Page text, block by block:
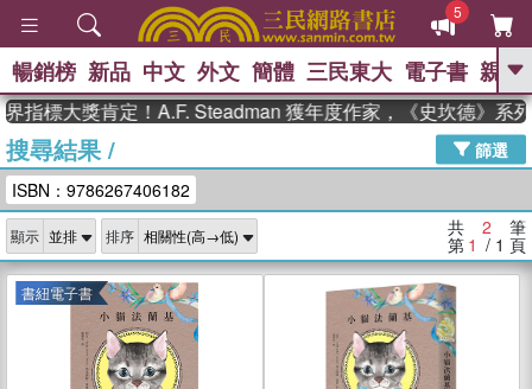
5
GO
高希均教授回憶錄
、 The Odyssey 、 父親節 、 如果歷
獎 臺灣漫遊錄 、 方念華 、 台灣的李
登輝時代
數學女孩：黎曼猜想 、
偉大的迷走神經
暢銷榜 新品 中文 外文 簡體 三民東大 電子書 親子
指標大獎肯定！A.F. Steadman 獲年度作家，《史坎德》系
搜尋結果/
篩選
ISBN：9786267406182
顯示 排序 共 2 筆
第 1 / 1 頁
書紐電子書